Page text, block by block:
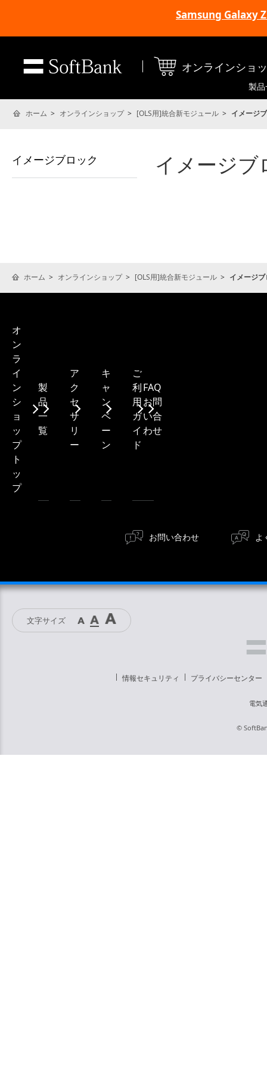
Samsung Galaxy
オンラインショ
製
ホーム オンラインショップ [OLS用]統合新モジュール イメージ
イメージブ
イメージブロック
ホーム オンラインショップ [OLS用]統合新モジュール イメージ
オ
ン
ラ
イ
ン
シ
ョ
ッ
プ
ト
ッ
プ
製
品
一
覧
ア
ク
セ
サ
リ
ー
キ
ャ
ン
ペ
ー
ン
ご
利
用
ガ
イ
ド
FAQ・
お問
い合
わせ
お問い合わせ よ
文字サイズ
情報セキュリティ プライバシーセンター
電気
©